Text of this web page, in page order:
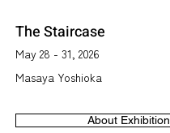
The Staircase
May 28 - 31, 2026
Masaya Yoshioka
About Exhibition